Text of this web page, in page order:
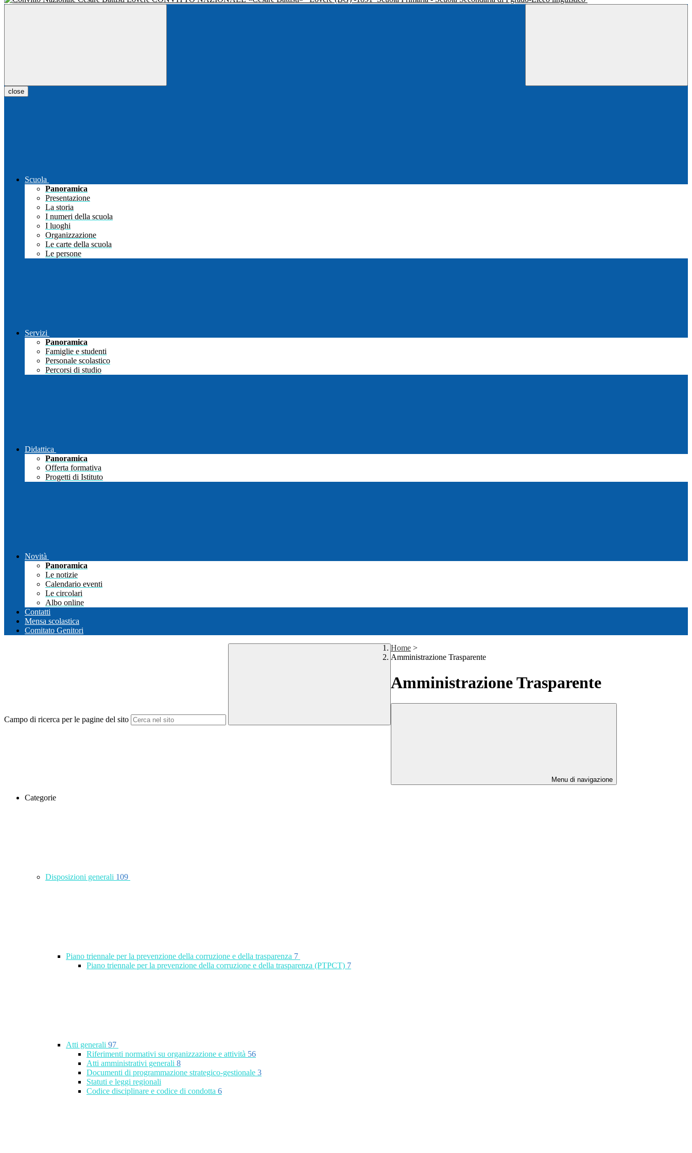
close
Scuola
Panoramica
Presentazione
La storia
I numeri della scuola
I luoghi
Organizzazione
Le carte della scuola
Le persone
Servizi
Panoramica
Famiglie e studenti
Personale scolastico
Percorsi di studio
Didattica
Panoramica
Offerta formativa
Progetti di Istituto
Novità
Panoramica
Le notizie
Calendario eventi
Le circolari
Albo online
Contatti
Mensa scolastica
Comitato Genitori
Campo di ricerca per le pagine del sito
Home >
Amministrazione Trasparente
Amministrazione Trasparente
Menu di navigazione
Categorie
Disposizioni generali 109
Piano triennale per la prevenzione della corruzione e della trasparenza 7
Piano triennale per la prevenzione della corruzione e della trasparenza (PTPCT) 7
Atti generali 97
Riferimenti normativi su organizzazione e attività 56
Atti amministrativi generali 8
Documenti di programmazione strategico-gestionale 3
Statuti e leggi regionali
Codice disciplinare e codice di condotta 6